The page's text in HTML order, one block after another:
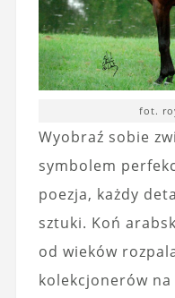
fot.
Wyobraź sobie
symbolem
poezja, każdy
sztuki. Koń
od wieków
kolekcjonerów na